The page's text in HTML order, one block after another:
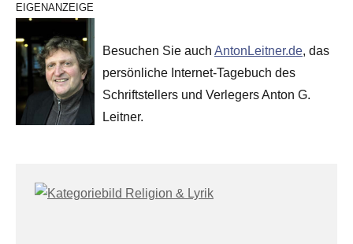
EIGENANZEIGE
Besuchen Sie auch AntonLeitner.de, das
persönliche Internet-Tagebuch des
Schriftstellers und Verlegers Anton G.
Leitner.